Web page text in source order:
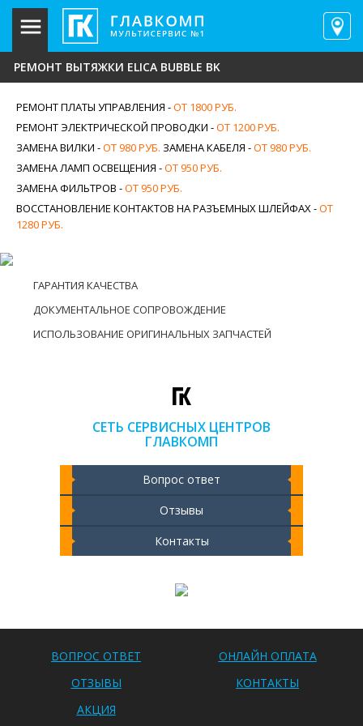
СЕТЬ СЕРВИСНЫХ ЦЕНТРОВ
ГЛАВКОМП
Вопрос ответ
Отзывы
Контакты
РЕМОНТ ВЫТЯЖКИ ELICA BUBBLE BK
РЕМОНТ ПЛАТЫ УПРАВЛЕНИЯ -ОТ 1800 РУБ.
РЕМОНТ ЭЛЕКТРИЧЕСКОЙ ПРОВОДКИ -ОТ 1200 РУБ.
ЗАМЕНА ВИЛКИ -ОТ 980 РУБ. ЗАМЕНА КАБЕЛЯ -ОТ 980 РУБ.
ЗАМЕНА ЛАМП ОСВЕЩЕНИЯ -ОТ 950 РУБ.
ЗАМЕНА ФИЛЬТРОВ -ОТ 950 РУБ.
ВОССТАНОВЛЕНИЕ КОНТАКТОВ НА РАЗЪЕМНЫХ ШЛЕЙФАХ -ОТ
1280 РУБ.
ГАРАНТИЯ КАЧЕСТВА
ДОКУМЕНТАЛЬНОЕ СОПРОВОЖДЕНИЕ
ИСПОЛЬЗОВАНИЕ ОРИГИНАЛЬНЫХ ЗАПЧАСТЕЙ
ВОПРОС ОТВЕТ
ОНЛАЙН ОПЛАТА
ОТЗЫВЫ
КОНТАКТЫ
АКЦИЯ